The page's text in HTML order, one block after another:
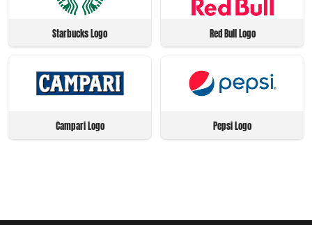
Starbucks Logo Red Bull Logo
Campari Logo Pepsi Logo